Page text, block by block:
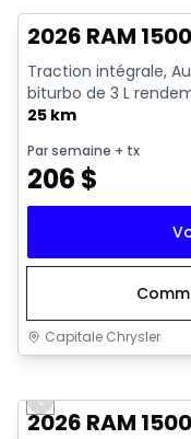
2026 RAM
Traction intégrale,
biturbo de 3 L
25 km
Par semaine + tx
206 $
Capitale Chrysler
Previous slide
2026 RAM